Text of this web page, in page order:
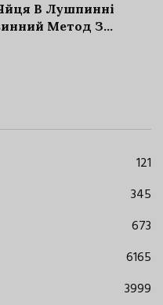
В Лушпинні
Метод З
121
345
673
6165
3999